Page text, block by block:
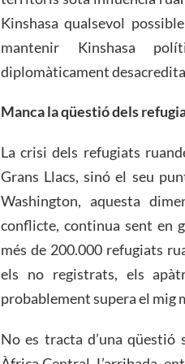
Kinshasa qualsevol
mantenir Kinshasa
diplomàticament
Manca la qüestió dels
La crisi dels refugiats
Grans Llacs, sinó el seu
Washington, aquesta
conflicte, continua sent en
més de 200.000 refugiats
els no registrats, els
probablement supera el mig
No es tracta d’una